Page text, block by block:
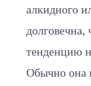
алкидного
долговечна,
тенденцию
Обычно она